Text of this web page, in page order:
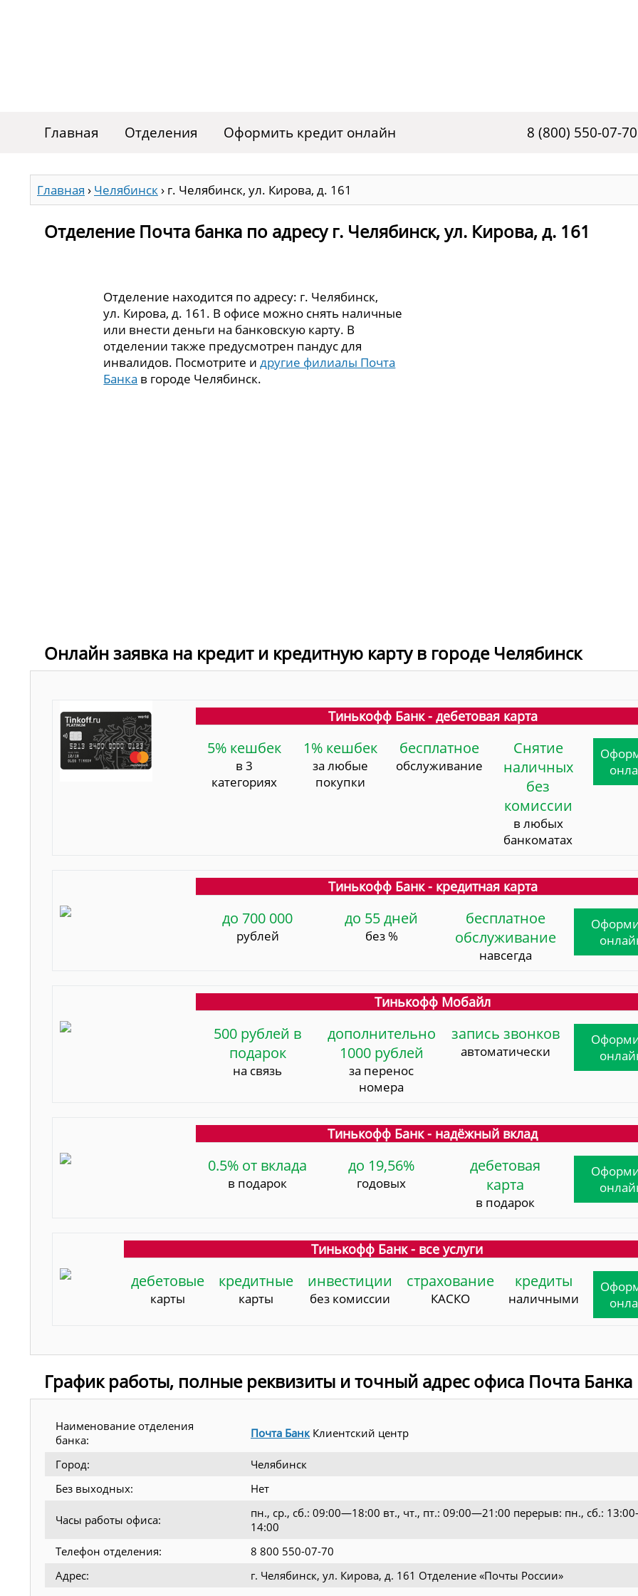
Главная Отделения Оформить кредит онлайн 8 (800) 550-07-70
Главная › Челябинск› г. Челябинск, ул. Кирова, д. 161
Отделение Почта банка по адресу г. Челябинск, ул. Кирова, д. 161
Отделение находится по адресу: г. Челябинск,
ул. Кирова, д. 161. В офисе можно снять наличные
или внести деньги на банковскую карту. В
отделении также предусмотрен пандус для
инвалидов. Посмотрите идругие филиалы Почта
Банка в городе Челябинск.
Онлайн заявка на кредит и кредитную карту в городе Челябинск
Тинькофф Банк - дебетовая карта
5% кешбек
в 3
категориях
1% кешбек
за любые
покупки
бесплатное
обслуживание
Снятие
наличных
без
комиссии
в любых
банкоматах
Тинькофф Банк - кредитная карта
до 700 000
рублей
до 55 дней
без %
бесплатное
обслуживание
навсегда
Тинькофф Мобайл
500 рублей в
подарок
на связь
дополнительно
1000 рублей
за перенос
номера
запись звонков
автоматически
Тинькофф Банк - надёжный вклад
0.5% от вклада
в подарок
до 19,56%
годовых
дебетовая
карта
в подарок
Тинькофф Банк - все услуги
дебетовые
карты
кредитные
карты
инвестиции
без комиссии
страхование
КАСКО
кредиты
наличными
График работы, полные реквизиты и точный адрес офиса Почта Банка
Наименование отделения
банка:
Почта Банк Клиентский центр
Город:
Челябинск
Без выходных:
Нет
Часы работы офиса:
пн., ср., сб.: 09:00—18:00 вт., чт., пт.: 09:00—21:00 перерыв: пн., сб.:
14:00
Телефон отделения:
8 800 550-07-70
Адрес:
г. Челябинск, ул. Кирова, д. 161 Отделение «Почты России»